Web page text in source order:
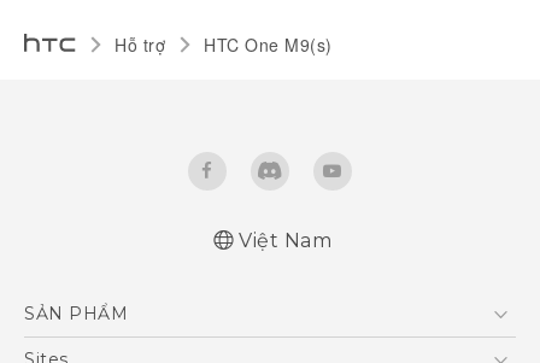
Hỗ trợ HTC One M9(s)‎
Việt Nam
SẢN PHẨM
5G